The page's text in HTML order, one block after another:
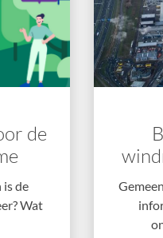
de
de
Wat